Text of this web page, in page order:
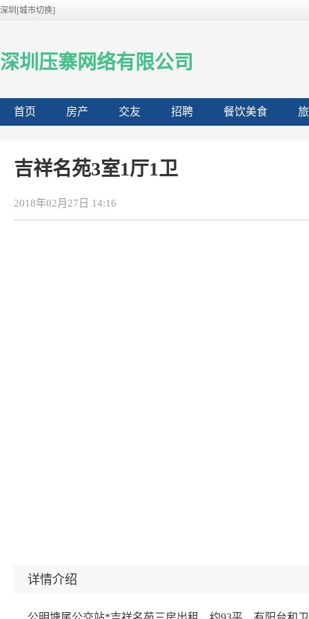
深圳[城市切换]
深圳压寨网络有限公司
首页 房产 交友 招聘 餐饮美食
吉祥名苑3室1厅1卫
2018年02月27日 14:16
详情介绍